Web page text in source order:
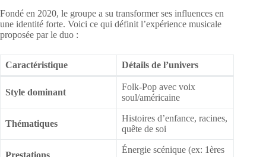
Fondé en 2020, le groupe a su transformer ses influences en
une identité forte. Voici ce qui définit l’expérience musicale
proposée par le duo :
Caractéristique Détails de l’univers
Style dominant
Folk-Pop avec voix
soul/américaine
Thématiques
Histoires d’enfance, racines,
quête de soi
Énergie scénique (ex: 1ères